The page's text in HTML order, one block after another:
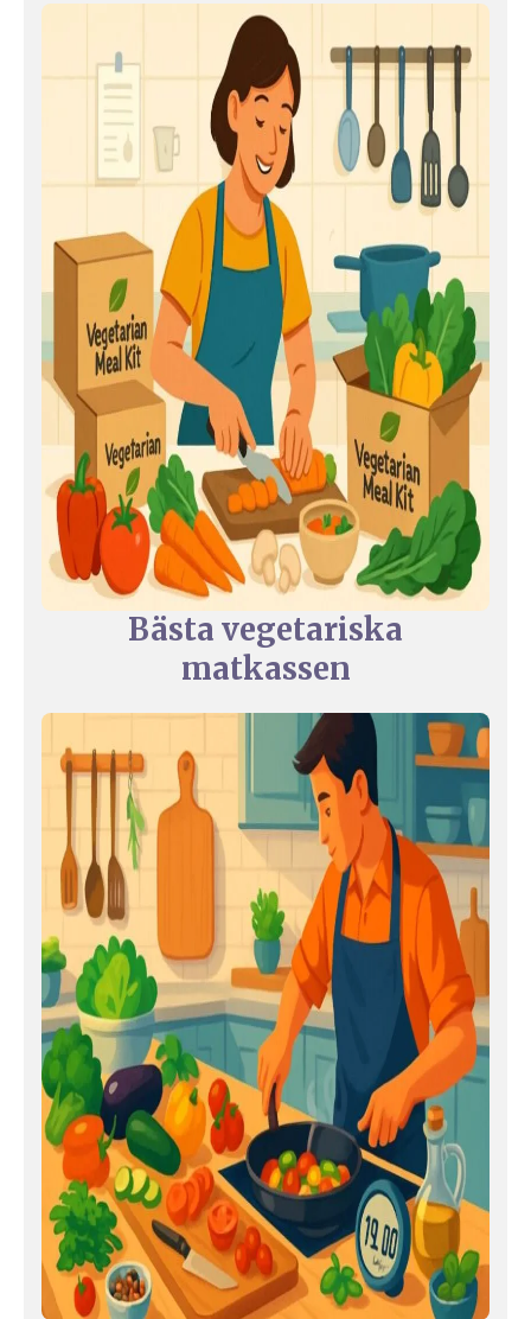
Bästa vegetariska
matkassen